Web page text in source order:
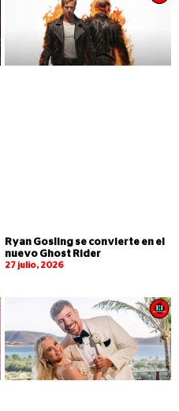
Ryan Gosling se convierte en el
nuevo Ghost Rider
27 julio, 2026